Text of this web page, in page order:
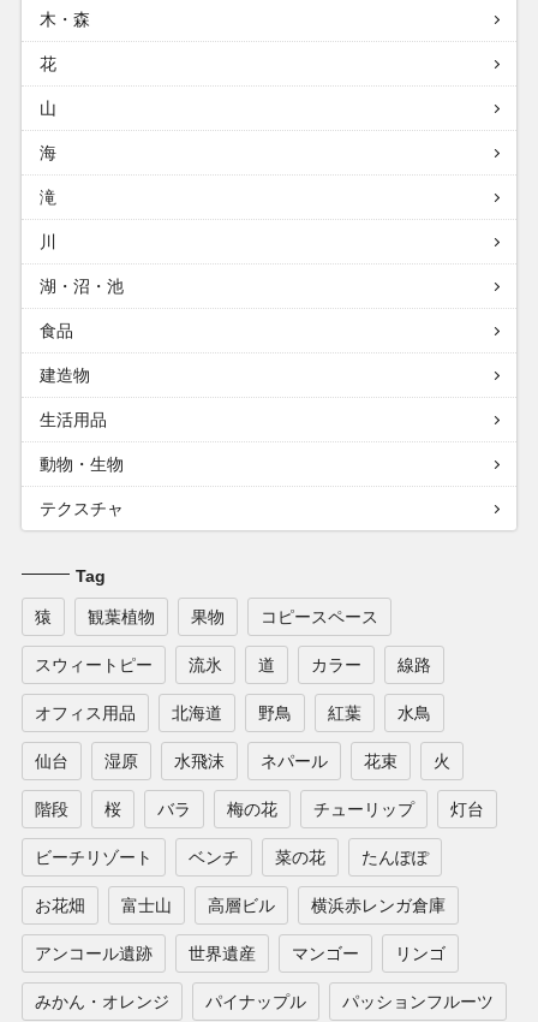
木・森
花
山
海
滝
川
湖・沼・池
食品
建造物
生活用品
動物・生物
テクスチャ
Tag
猿 観葉植物 果物 コピースペース
スウィートピー 流氷 道 カラー 線路
オフィス用品 北海道 野鳥 紅葉 水鳥
仙台 湿原 水飛沫 ネパール 花束 火
階段 桜 バラ 梅の花 チューリップ 灯台
ビーチリゾート ベンチ 菜の花 たんぽぽ
お花畑 富士山 高層ビル 横浜赤レンガ倉庫
アンコール遺跡 世界遺産 マンゴー リンゴ
みかん・オレンジ パイナップル パッションフルーツ